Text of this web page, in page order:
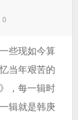
0
些现如今算
当年艰苦的
，每一辑时
辑就是韩庚